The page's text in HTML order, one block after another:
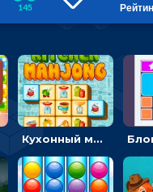
145
Кухонный маджонг: соединять пары посуды и расчищать поле